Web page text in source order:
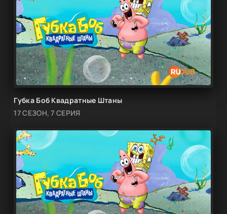
Губка Боб Квадратные Штаны
17 СЕЗОН, 7 СЕРИЯ